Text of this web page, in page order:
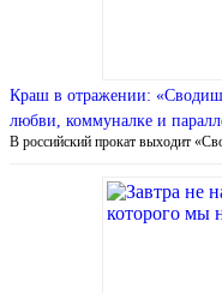
Краш в отражении:
любви, коммуналке и
В российский прокат выходит